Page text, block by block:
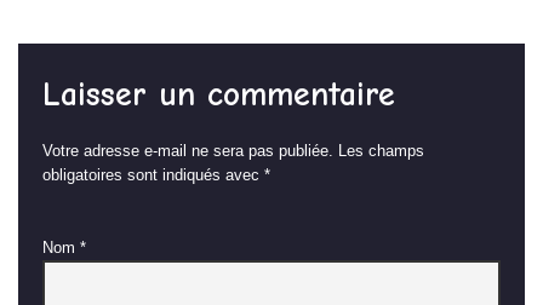
Laisser un commentaire
Votre adresse e-mail ne sera pas publiée. Les champs
obligatoires sont indiqués avec *
Nom *